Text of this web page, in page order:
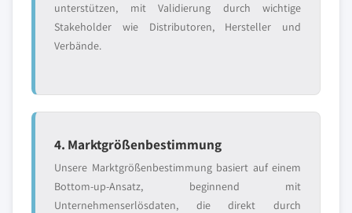
unterstützen, mit Validierung durch wichtige
Stakeholder wie Distributoren, Hersteller und
Verbände.
4. Marktgrößenbestimmung
Unsere Marktgrößenbestimmung basiert auf einem
Bottom-up-Ansatz, beginnend mit
Unternehmenserlösdaten, die direkt durch